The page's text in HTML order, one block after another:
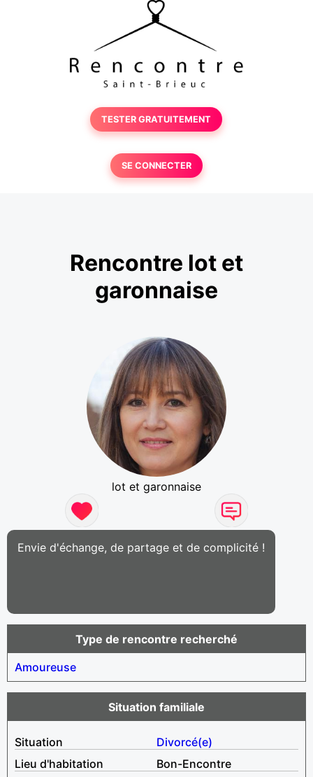
TESTER GRATUITEMENT
SE CONNECTER
Rencontre lot et
garonnaise
lot et garonnaise
Envie d'échange, de partage et de complicité !
Type de rencontre recherché
Amoureuse
Situation familiale
Situation
Divorcé(e)
Lieu d'habitation
Bon-Encontre